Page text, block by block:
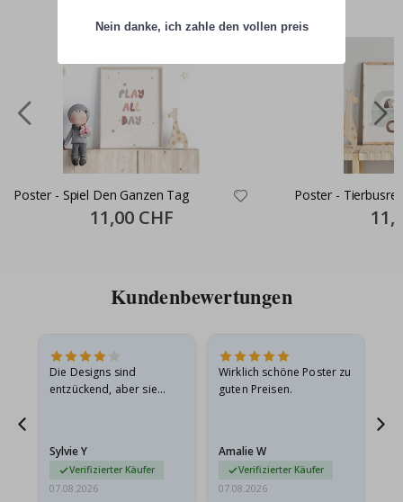
Poster - Spiel Den Ganzen Tag
Special
Price
11,00 CHF
Poster -
Price
Kundenbewertungen
Die Designs sind
entzückend, aber sie
sie…
Sylvie Y
Verifizierter Käufer
07.08.2026
Wirklich schöne Poster zu
guten Preisen.
Amalie W
Verifizierter Käufer
07.08.2026
Nein danke, ich zahle den vollen preis